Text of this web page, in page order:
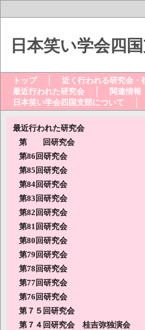
日本笑い学会四
トップ
近く行われる研究会・
最近行われた研究会
関連情報
日本笑い学会四国支部について
最近行われた研究会
第 回研究会
第86回研究会
第85回研究会
第84回研究会
第83回研究会
第82回研究会
第81回研究会
第80回研究会
第79回研究会
第78回研究会
第77回研究会
第76回研究会
第７５回研究会
第７４回研究会 桂吉弥独演会